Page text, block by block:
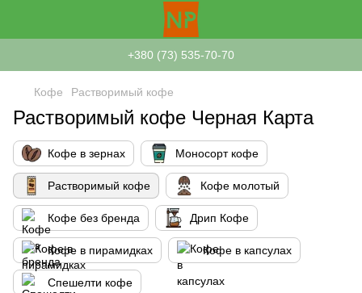
+380 (73) 535-70-70
Кофе Растворимый кофе
Растворимый кофе Черная Карта
Кофе в зернах Моносорт кофе
Растворимый кофе Кофе молотый
Кофе без бренда Дрип Кофе
Кофе в пирамидках Кофе в капсулах
Спешелти кофе